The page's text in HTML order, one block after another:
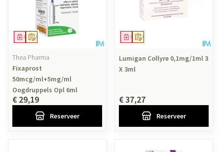
Op voorschrift
Geneesmiddel
Thea Pharma
Fixaprost
50mcg/ml+5mg/ml
Oogdruppels Opl 6ml
€ 29,19
Reserveer
Op voorschrift
Geneesmiddel
Lumigan Collyre 0,1mg/1ml 3
X 3ml
€ 37,27
Reserveer